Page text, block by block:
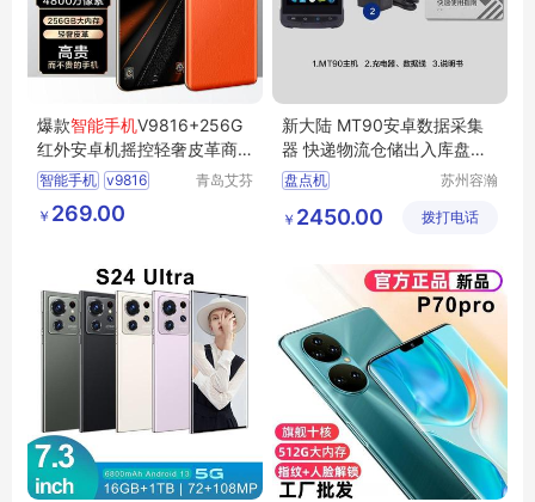
爆款智能手机V9816+256G
红外安卓机摇控轻奢皮革商
务高端批发
智能手机 v9816
256g
青岛艾芬
￥ 269.00
新大陆 MT90安卓数据采集
器 快递物流仓储出入库盘点
机智能手机
盘点机
智能手机终端
苏州容瀚
有限公司
￥ 2450.00 拨打电话